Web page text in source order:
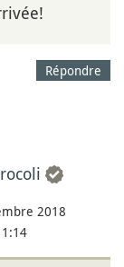
Répondre
2018